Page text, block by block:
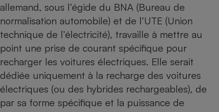
allemand, sous l’égide du BNA (Bureau de
normalisation automobile) et de l’UTE (Union
technique de l’électricité), travaille à mettre au
point une prise de courant spécifique pour
recharger les voitures électriques. Elle serait
dédiée uniquement à la recharge des voitures
électriques (ou des hybrides rechargeables), de
par sa forme spécifique et la puissance de
Robot ménager